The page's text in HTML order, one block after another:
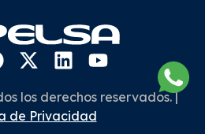
los derechos reservados. |
de Privacidad